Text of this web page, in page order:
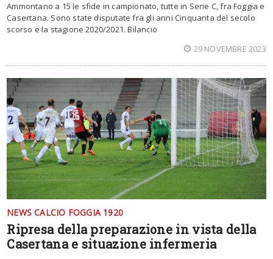
Ammontano a 15 le sfide in campionato, tutte in Serie C, fra Foggia e
Casertana. Sono state disputate fra gli anni Cinquanta del secolo
scorso e la stagione 2020/2021. Bilancio
29 NOVEMBRE 2023
NEWS CALCIO FOGGIA 1920
Ripresa della preparazione in vista della
Casertana e situazione infermeria